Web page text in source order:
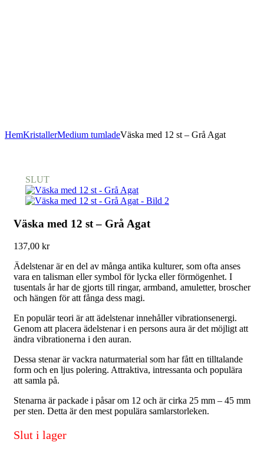
HemKristallerMedium tumladeVäska med 12 st – Grå Agat
SLUT
Väska med 12 st – Grå Agat
137,00 kr
Ädelstenar är en del av många antika kulturer, som ofta anses
vara en talisman eller symbol för lycka eller förmögenhet. I
tusentals år har de gjorts till ringar, armband, amuletter, broscher
och hängen för att fånga dess magi.
En populär teori är att ädelstenar innehåller vibrationsenergi.
Genom att placera ädelstenar i en persons aura är det möjligt att
ändra vibrationerna i den auran.
Dessa stenar är vackra naturmaterial som har fått en tilltalande
form och en ljus polering. Attraktiva, intressanta och populära
att samla på.
Stenarna är packade i påsar om 12 och är cirka 25 mm – 45 mm
per sten. Detta är den mest populära samlarstorleken.
Slut i lager